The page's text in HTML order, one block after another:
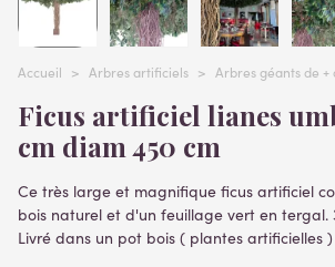
Accueil > Arbres artificiels > Arbres géants de +
Ficus artificiel lianes umbrella 320
cm diam 450 cm
Ce très large et magnifique ficus artificiel
bois naturel et d'un feuillage vert en tergal.
Livré dans un pot bois ( plantes artificielles )